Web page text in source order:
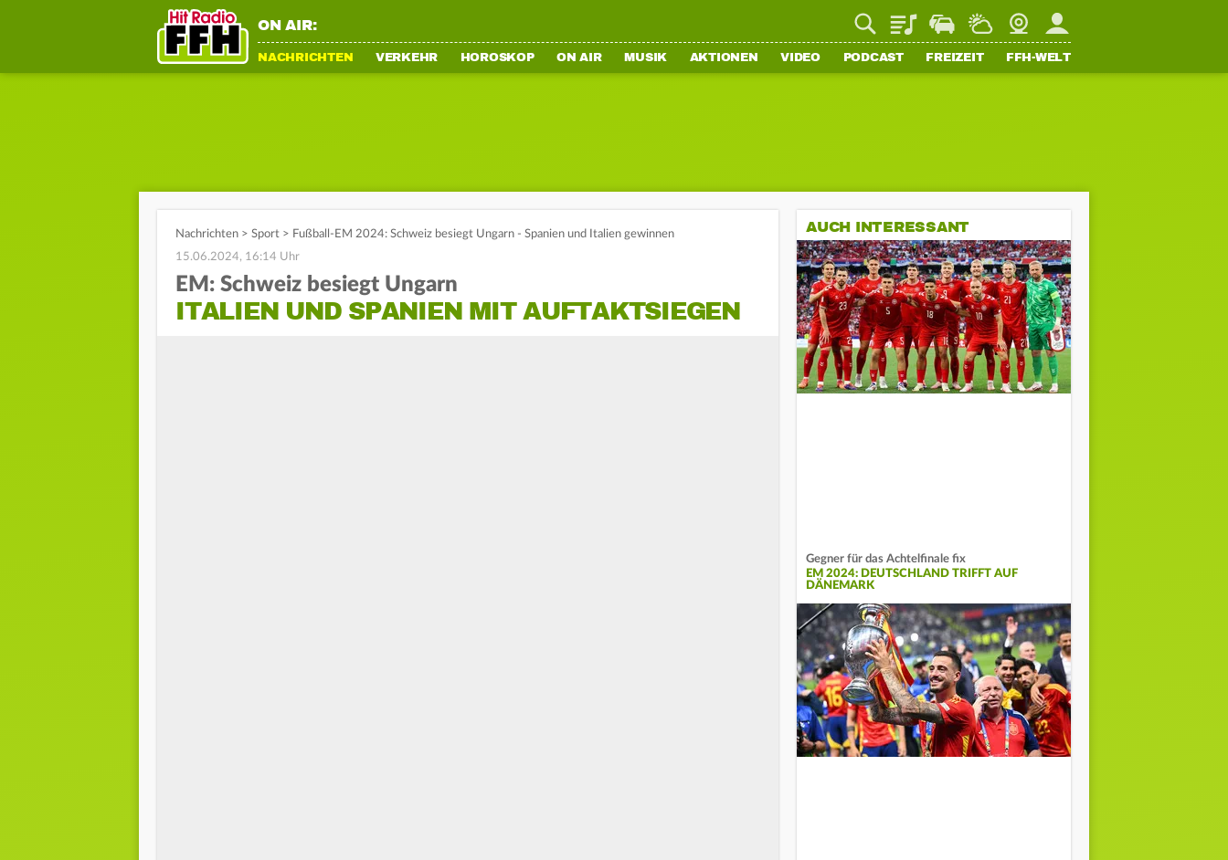
ON AIR: PlaylistStaupilotWetterWebcamMein FFH
NACHRICHTEN VERKEHR HOROSKOP ON AIR MUSIK AKTIONEN VIDEO PODCAST FREIZEIT FFH-WELT
Nachrichten > Sport > Fußball-EM 2024: Schweiz besiegt Ungarn - Spanien und Italien gewinnen
15.06.2024, 16:14 Uhr
EM: Schweiz besiegt Ungarn
ITALIEN UND SPANIEN MIT AUFTAKTSIEGEN
AUCH INTERESSANT
Gegner für das Achtelfinale fix
EM 2024: DEUTSCHLAND TRIFFT AUF
DÄNEMARK